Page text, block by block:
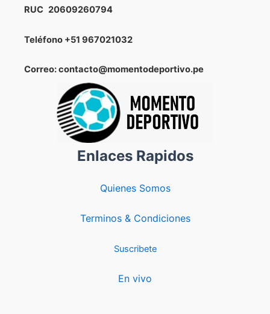
pierde
Alianza
RUC 20609260794
Teléfono +51 967021032
Correo: contacto@momentodeportivo.pe
Enlaces Rapidos
Quienes Somos
Terminos & Condiciones
Suscribete
En vivo